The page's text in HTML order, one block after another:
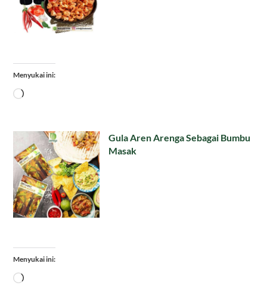
Menyukai ini:
Memuat...
Gula Aren Arenga Sebagai Bumbu
Masak
Menyukai ini:
Memuat...